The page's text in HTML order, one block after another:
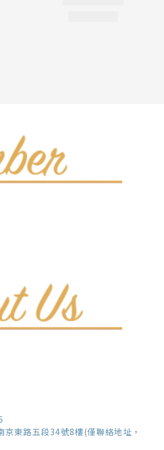
京東路五段34號8樓(僅聯絡地址，